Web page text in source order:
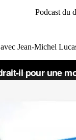
Podcast du
avec Jean-Michel